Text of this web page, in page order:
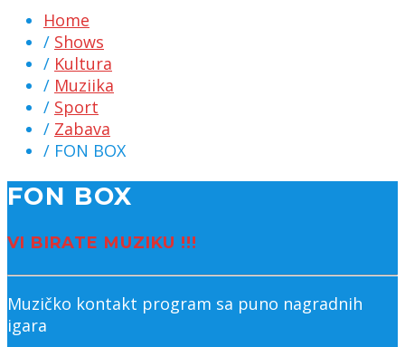
Home
/ Shows
/ Kultura
/ Muziika
/ Sport
/ Zabava
/ FON BOX
FON BOX
VI BIRATE MUZIKU !!!
Muzičko kontakt program sa puno nagradnih
igara